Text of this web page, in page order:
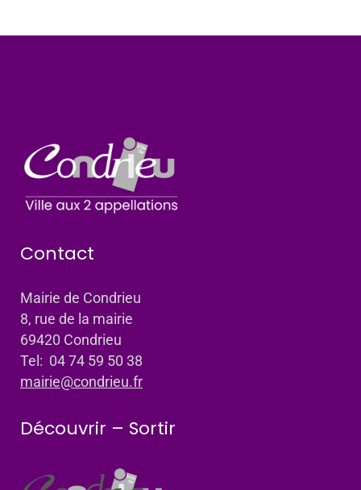
Contact
Mairie de Condrieu
8, rue de la mairie
69420 Condrieu
Tel: 04 74 59 50 38
mairie@condrieu.fr
Découvrir – Sortir